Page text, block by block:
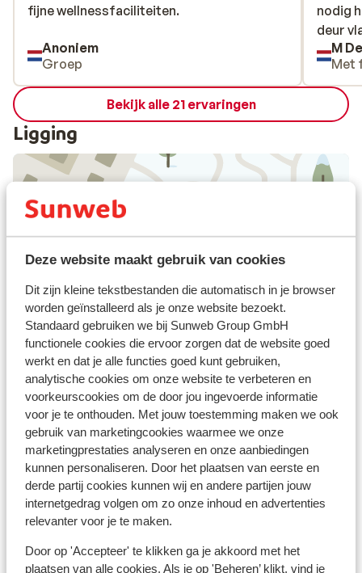
Deze website maakt gebruik van cookies
Dit zijn kleine tekstbestanden die automatisch in je browser
worden geïnstalleerd als je onze website bezoekt.
Standaard gebruiken we bij Sunweb Group GmbH
functionele cookies die ervoor zorgen dat de website goed
werkt en dat je alle functies goed kunt gebruiken,
analytische cookies om onze website te verbeteren en
voorkeurscookies om de door jou ingevoerde informatie
voor je te onthouden. Met jouw toestemming maken we ook
gebruik van marketingcookies waarmee we onze
marketingprestaties analyseren en onze aanbiedingen
kunnen personaliseren. Door het plaatsen van eerste en
derde partij cookies kunnen wij en andere partijen jouw
internetgedrag volgen om zo onze inhoud en advertenties
relevanter voor je te maken.
Door op 'Accepteer' te klikken ga je akkoord met het
plaatsen van alle cookies. Als je op 'Beheren’ klikt, vind je
fijne wellnessfaciliteiten.
fijne wellnessfaciliteiten.
Anoniem
Groep
nodig
deur
nodig
deur
M
Met
Bekijk alle 21 ervaringen
Ligging
Afstanden
Afstand tot centrum: circa 2,5 kilometer
Skipiste: 500 m
Skibushalte: 20 m
Skilift hochgurglbahn: 500 m
(Mini)supermarkt: 2 km
Restaurant: 500 m
Skipas, -les en verhuur
Skipas
Skilessen